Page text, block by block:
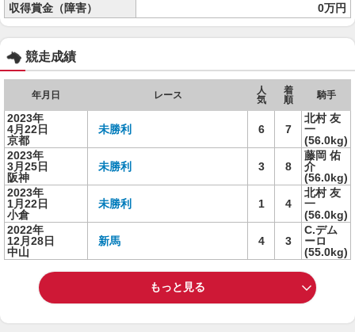
収得賞金（障害）
0万円
競走成績
年月日 レース
人
気
着
順
騎手
2023年
4月22日
京都
未勝利 6 7
北村 友
一
(56.0kg)
2023年
3月25日
阪神
未勝利 3 8
藤岡 佑
介
(56.0kg)
2023年
1月22日
小倉
未勝利 1 4
北村 友
一
(56.0kg)
2022年
12月28日
中山
新馬 4 3
C.デム
ーロ
(55.0kg)
もっと見る